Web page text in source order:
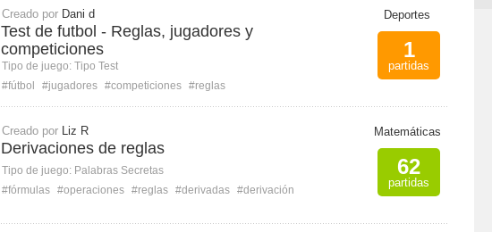
Creado por Dani d
Test de futbol - Reglas, jugadores y
competiciones
Tipo de juego: Tipo Test
#fútbol
#jugadores #competiciones #reglas
Deportes
1
partidas
Creado por Liz R
Derivaciones de reglas
Tipo de juego: Palabras Secretas
#fórmulas #operaciones #reglas #derivadas #derivación
Matemáticas
62
partidas